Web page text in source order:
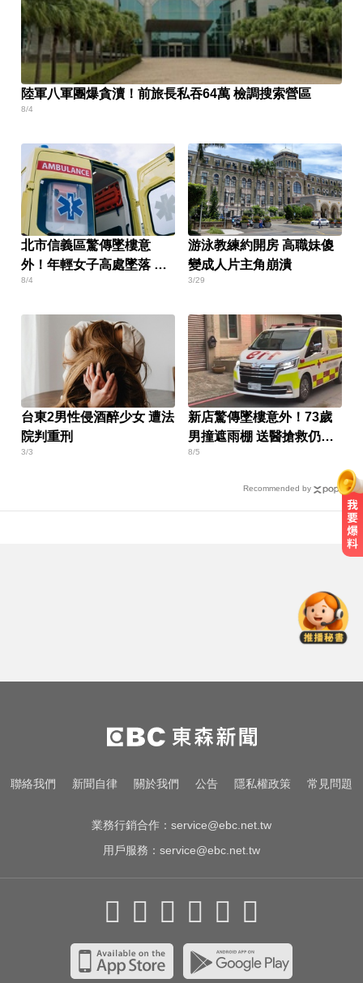
陸軍八軍團爆貪瀆！前旅長私吞64萬 檢調搜索營區
8/4
北市信義區驚傳墜樓意
外！年輕女子高處墜落 當
場身亡
8/4
游泳教練約開房 高職妹傻
變成人片主角崩潰
3/29
台東2男性侵酒醉少女 遭法
院判重刑
3/3
新店驚傳墜樓意外！73歲
男撞遮雨棚 送醫搶救仍不
治
8/5
Recommended by
害下架 估損失2.43億
愛玩車／採對開車門 Genesis GV90
將登場
民眾黨創黨元老退黨！暗控黨中央
聯絡我們 新聞自律 關於我們 公告 隱私權政策 常見問題
業務行銷合作： service@ebc.net.tw
用戶服務： service@ebc.net.tw